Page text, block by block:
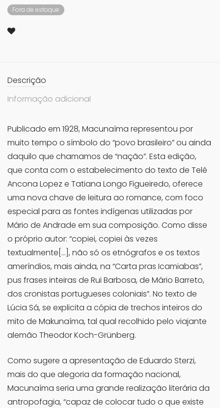
Fora de estoque
Descrição
Informação adicional
Publicado em 1928, Macunaíma representou por
muito tempo o símbolo do “povo brasileiro” ou ainda
daquilo que chamamos de “nação”. Esta edição,
que conta com o estabelecimento do texto de Telê
Ancona Lopez e Tatiana Longo Figueiredo, oferece
uma nova chave de leitura ao romance, com foco
especial para as fontes indígenas utilizadas por
Mário de Andrade em sua composição. Como disse
o próprio autor: “copiei, copiei às vezes
textualmente[…], não só os etnógrafos e os textos
ameríndios, mais ainda, na “Carta pras Icamiabas”,
pus frases inteiras de Rui Barbosa, de Mário Barreto,
dos cronistas portugueses coloniais”. No texto de
Lúcia Sá, se explicita a cópia de trechos inteiros do
mito de Makunaíma, tal qual recolhido pelo viajante
alemão Theodor Koch-Grünberg.
Como sugere a apresentação de Eduardo Sterzi,
mais do que alegoria da formação nacional,
Macunaíma seria uma grande realização literária da
antropofagia, “capaz de colocar tudo o que existe